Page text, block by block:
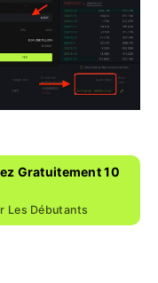
Gratuitement 10
Les Débutants